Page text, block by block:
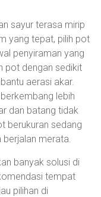
sayur terasa mirip
yang tepat, pilih pot
penyiraman yang
pot dengan sedikit
aerasi akar.
lebih
dan batang tidak
berukuran sedang
berjalan merata.
banyak solusi di
tempat
pilihan di